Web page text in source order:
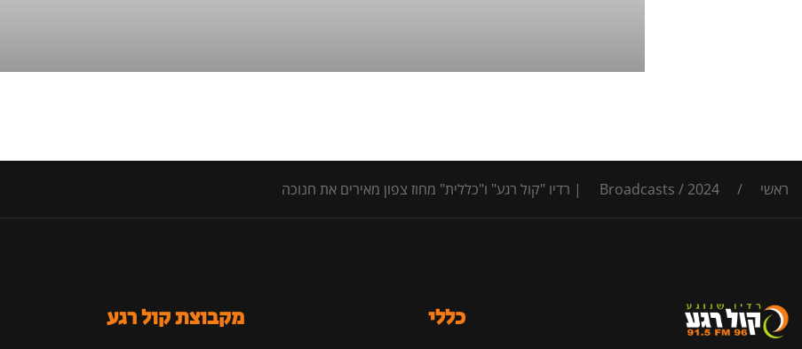
ראשי /
Broadcasts / 2024 | רדיו "קול רגע" ו"כללית" מחוז צפון מאירים את חנוכה
כללי מקבוצת קול רגע